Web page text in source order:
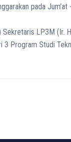
pada
LP3M (Ir.
Program Studi